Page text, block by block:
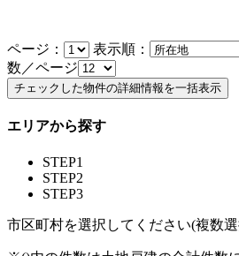
ページ： 表示順：
数／ページ
エリアから探す
STEP1
STEP2
STEP3
市区町村を選択してください(複数